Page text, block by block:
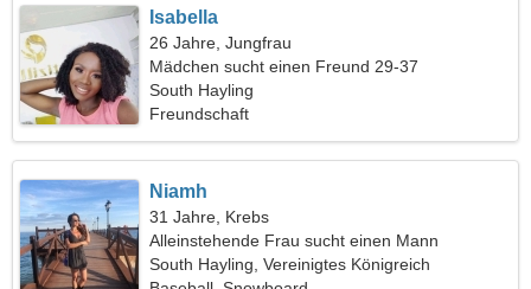
Isabella
26 Jahre, Jungfrau
Mädchen sucht einen Freund 29-37
South Hayling
Freundschaft
Niamh
31 Jahre, Krebs
Alleinstehende Frau sucht einen Mann
South Hayling, Vereinigtes Königreich